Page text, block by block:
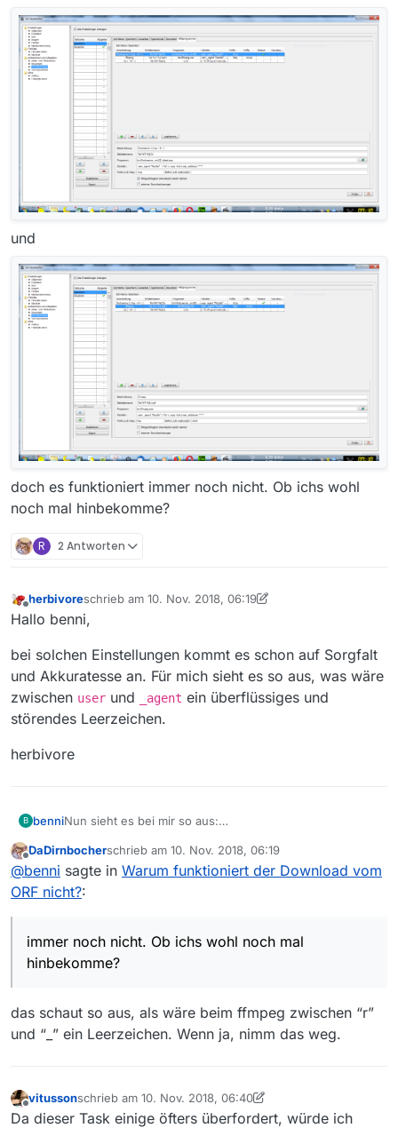
und
doch es funktioniert immer noch nicht. Ob ichs wohl
noch mal hinbekomme?
R 2 Antworten
Offline
herbivoreschrieb am 10. Nov. 2018, 06:19
zuletzt editiert von herbivore 11. Okt. 2018, 07:20
Hallo benni,
bei solchen Einstellungen kommt es schon auf Sorgfalt
und Akkuratesse an. Für mich sieht es so aus, was wäre
zwischen user und _agent ein überflüssiges und
störendes Leerzeichen.
herbivore
B benniNun sieht es bei mir so aus:
und
Offline
DaDirnbocherschrieb am 10. Nov. 2018, 06:19
zuletzt editiert von
@benni sagte in Warum funktioniert der Download vom
ORF nicht?:
immer noch nicht. Ob ichs wohl noch mal
hinbekomme?
das schaut so aus, als wäre beim ffmpeg zwischen “r”
und “_” ein Leerzeichen. Wenn ja, nimm das weg.
Offline
vitussonschrieb am 10. Nov. 2018, 06:40
zuletzt editiert von vitusson11. Okt. 2018, 13:25
Da dieser Task einige öfters überfordert, würde ich